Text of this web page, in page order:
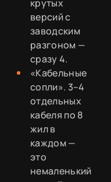
крутых
версий с
заводским
разгоном —
сразу 4.
«Кабельные
сопли». 3–4
отдельных
кабеля по 8
жил в
каждом —
это
немаленький